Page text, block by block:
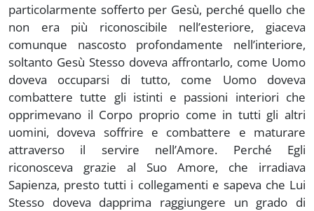
particolarmente sofferto per Gesù, perché quello che
non era più riconoscibile nell’esteriore, giaceva
comunque nascosto profondamente nell’interiore,
soltanto Gesù Stesso doveva affrontarlo, come Uomo
doveva occuparsi di tutto, come Uomo doveva
combattere tutte gli istinti e passioni interiori che
opprimevano il Corpo proprio come in tutti gli altri
uomini, doveva soffrire e combattere e maturare
attraverso il servire nell’Amore. Perché Egli
riconosceva grazie al Suo Amore, che irradiava
Sapienza, presto tutti i collegamenti e sapeva che Lui
Stesso doveva dapprima raggiungere un grado di